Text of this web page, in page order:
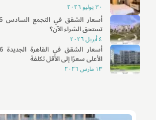
٣٠ يوليو ٢٠٢٦
تستحق الشراء الآن؟
٤ أبريل ٢٠٢٦
الأعلى سعرًا إلى الأقل تكلفة
١٣ مارس ٢٠٢٦